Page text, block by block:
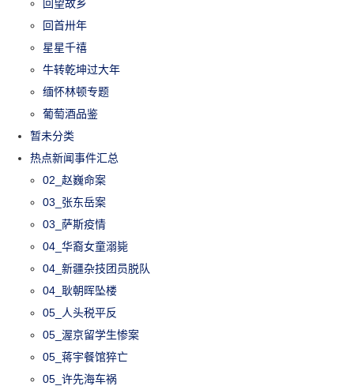
回望故乡
回首卅年
星星千禧
牛转乾坤过大年
缅怀林顿专题
葡萄酒品鉴
暂未分类
热点新闻事件汇总
02_赵巍命案
03_张东岳案
03_萨斯疫情
04_华裔女童溺毙
04_新疆杂技团员脱队
04_耿朝晖坠楼
05_人头税平反
05_渥京留学生惨案
05_蒋宇餐馆猝亡
05_许先海车祸